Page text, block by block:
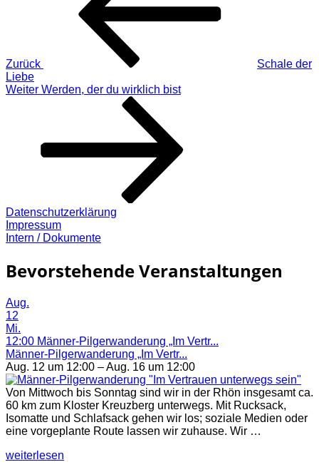
Zurück
Schale der
Liebe
Nächster
Weiter Werden, der du wirklich bist
Datenschutzerklärung
Impressum
Intern / Dokumente
Bevorstehende Veranstaltungen
Aug.
12
Mi.
12:00 Männer-Pilgerwanderung „Im Vertr...
Männer-Pilgerwanderung „Im Vertr...
Aug. 12 um 12:00 – Aug. 16 um 12:00
Von Mittwoch bis Sonntag sind wir in der Rhön insgesamt ca.
60 km zum Kloster Kreuzberg unterwegs. Mit Rucksack,
Isomatte und Schlafsack gehen wir los; soziale Medien oder
eine vorgeplante Route lassen wir zuhause. Wir …
„Männer-
weiterlesen